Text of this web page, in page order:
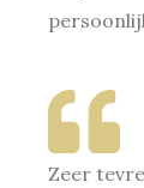
Zeer